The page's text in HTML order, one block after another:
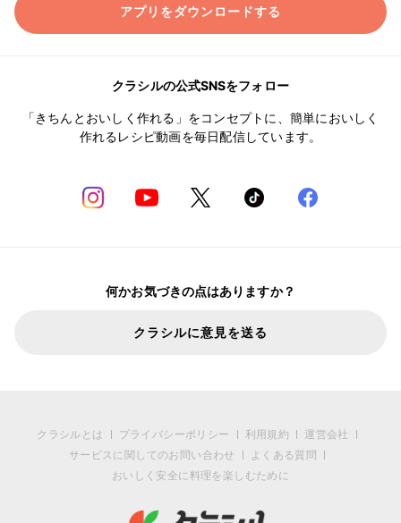
アプリをダウンロードする
クラシルの公式SNSをフォロー
「きちんとおいしく作れる」をコンセプトに、簡単においしく
作れるレシピ動画を毎日配信しています。
何かお気づきの点はありますか？
クラシルに意見を送る
クラシルとは プライバシーポリシー 利用規約
運営会社
サービスに関してのお問い合わせ
よくある質問
おいしく安全に料理を楽しむために